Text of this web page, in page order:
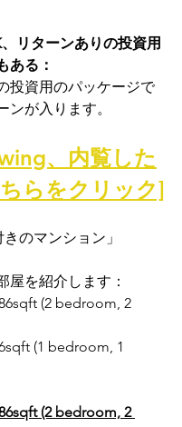
リターンありの投資用
ある：
投資用のパッケージで
ンが入ります。
、内覧した
らをクリック]
のマンション」
屋を紹介します：
(2 bedroom, 2
(1 bedroom, 1
(2 bedroom, 2